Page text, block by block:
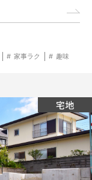
家事ラク 趣味
宅地